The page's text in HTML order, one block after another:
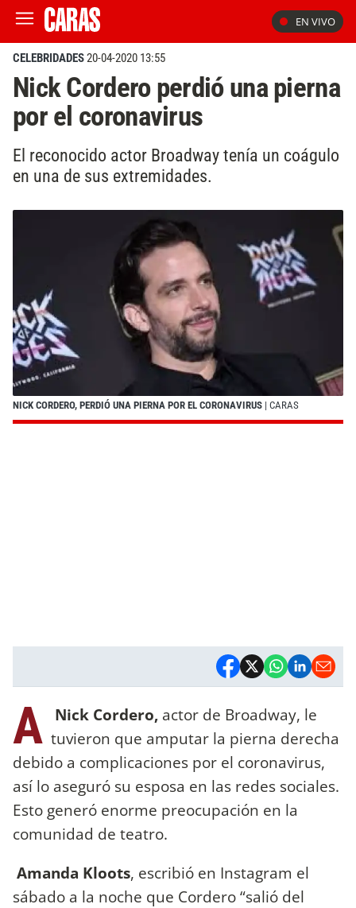
EN VIVO
CELEBRIDADES20-04-2020 13:55
Nick Cordero perdió una pierna
por el coronavirus
El reconocido actor Broadway tenía un coágulo
en una de sus extremidades.
NICK CORDERO, PERDIÓ UNA PIERNA POR EL CORONAVIRUS | CARAS
A Nick Cordero, actor de Broadway, le
tuvieron que amputar la pierna derecha
debido a complicaciones por el coronavirus,
así lo aseguró su esposa en las redes sociales.
Esto generó enorme preocupación en la
comunidad de teatro.
Amanda Kloots, escribió en Instagram el
sábado a la noche que Cordero “salió del